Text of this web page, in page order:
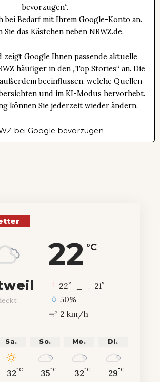
bevorzugen“.
bei Bedarf mit Ihrem Google-Konto an.
Sie das Kästchen neben NRWZ.de.
zeigt Google Ihnen passende aktuelle
häufiger in den „Top Stories“ an. Die
beeinflussen, welche Quellen
und im KI-Modus hervorhebt.
können Sie jederzeit wieder ändern.
bei Google bevorzugen
22 °C
22° 21°
50%
2 km/h
Sa.
32°C
So.
35°C
Mo.
32°C
Di.
29°C